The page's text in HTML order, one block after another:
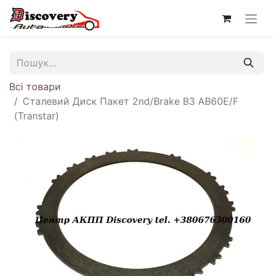
Всі товари
Сталевий Диск Пакет 2nd/Brake B3 AB60E/F
(Transtar)